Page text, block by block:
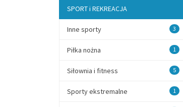
SPORT i REKREACJA
3
Inne sporty
1
Piłka nożna
5
Siłownia i fitness
1
Sporty ekstremalne